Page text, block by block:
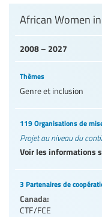
2008 – 2027
African Women
Thèmes
Genre et inclusion
119 Organisations de
Projet au niveau du
Voir les informations
3 Partenaires de
Canada:
CTF/FCE